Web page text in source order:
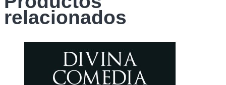
relacionados